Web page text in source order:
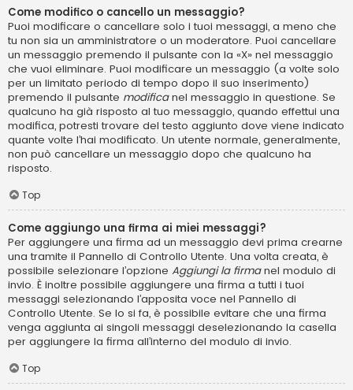
Come modifico o cancello un messaggio?
Puoi modificare o cancellare solo i tuoi messaggi, a meno che
tu non sia un amministratore o un moderatore. Puoi cancellare
un messaggio premendo il pulsante con la «X» nel messaggio
che vuoi eliminare. Puoi modificare un messaggio (a volte solo
per un limitato periodo di tempo dopo il suo inserimento)
premendo il pulsante modificanel messaggio in questione. Se
qualcuno ha già risposto al tuo messaggio, quando effettui una
modifica, potresti trovare del testo aggiunto dove viene indicato
quante volte l’hai modificato. Un utente normale, generalmente,
non può cancellare un messaggio dopo che qualcuno ha
risposto.
Top
Come aggiungo una firma ai miei messaggi?
Per aggiungere una firma ad un messaggio devi prima crearne
una tramite il Pannello di Controllo Utente. Una volta creata, è
possibile selezionare l’opzione Aggiungi la firmanel modulo di
invio. È inoltre possibile aggiungere una firma a tutti i tuoi
messaggi selezionando l’apposita voce nel Pannello di
Controllo Utente. Se lo si fa, è possibile evitare che una firma
venga aggiunta ai singoli messaggi deselezionando la casella
per aggiungere la firma all’interno del modulo di invio.
Top